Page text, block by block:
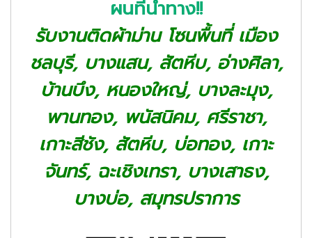
ผนที่นำทาง!!
รับงานติดผ้าม่าน โซนพื้นที่เมือง
ชลบุรี, บางแสน, สัตหีบ, อ่างศิลา,
บ้านบึง, หนองใหญ่, บางละมุง,
พานทอง, พนัสนิคม, ศรีราชา,
เกาะสีชัง, สัตหีบ, บ่อทอง, เกาะ
จันทร์, ฉะเชิงเทรา, บางเสาธง,
บางบ่อ, สมุทรปราการ